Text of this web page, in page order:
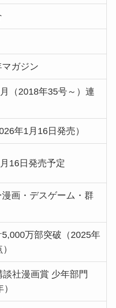
ガジン
（2018年35号～）連
年1月16日発売）
16日発売予定
画・デスゲーム・群
万部突破（2025年
談社漫画賞 少年部門